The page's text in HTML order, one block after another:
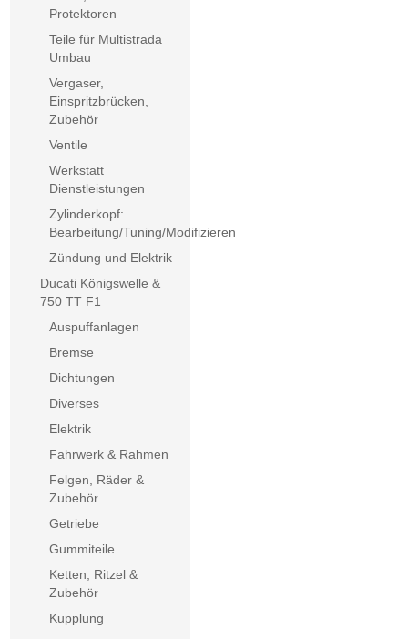
Protektoren
Teile für Multistrada
Umbau
Vergaser,
Einspritzbrücken,
Zubehör
Ventile
Werkstatt
Dienstleistungen
Zylinderkopf:
Bearbeitung/Tuning/Modifizieren
Zündung und Elektrik
Ducati Königswelle &
750 TT F1
Auspuffanlagen
Bremse
Dichtungen
Diverses
Elektrik
Fahrwerk & Rahmen
Felgen, Räder &
Zubehör
Getriebe
Gummiteile
Ketten, Ritzel &
Zubehör
Kupplung